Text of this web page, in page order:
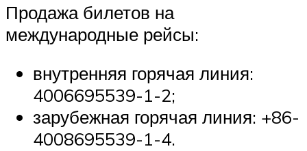
Продажа билетов на
международные рейсы:
внутренняя горячая линия:
4006695539-1-2;
зарубежная горячая линия: +86-
4008695539-1-4.